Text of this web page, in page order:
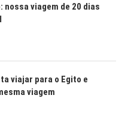
nossa viagem de 20 dias
viajar para o Egito e
viagem